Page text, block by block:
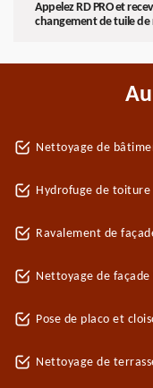
Appelez RD PRO et
changement de tuile de
Nettoyage de
Hydrofuge de toiture
Ravalement de
Nettoyage de façade
Pose de placo et
Nettoyage de